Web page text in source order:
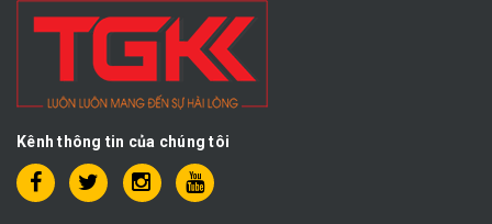
Kênh thông tin của chúng tôi